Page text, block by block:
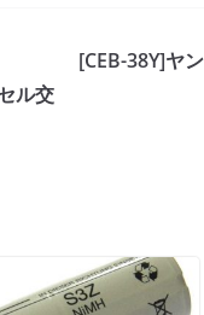
ル交
[CEB-38Y]ヤ